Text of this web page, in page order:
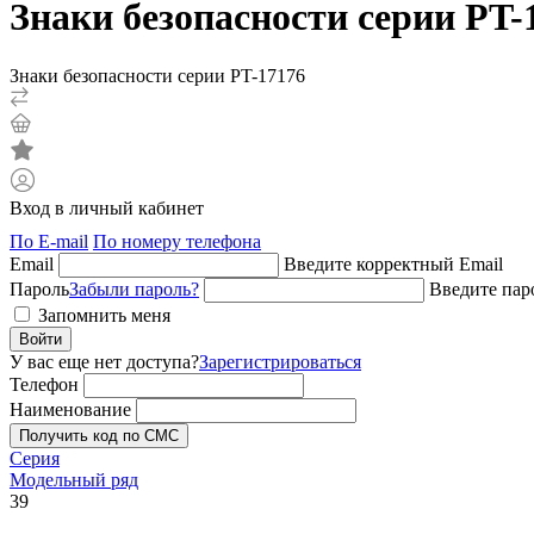
Знаки безопасности серии PT-
Знаки безопасности серии PT-17176
Вход в личный кабинет
По E-mail По номеру телефона
Email
Введите корректный Email
ПарольЗабыли пароль?
Введите
Запомнить меня
Войти
У вас еще нет доступа?Зарегистрироваться
Телефон
Наименование
Получить код по СМС
Серия
Модельный ряд
39